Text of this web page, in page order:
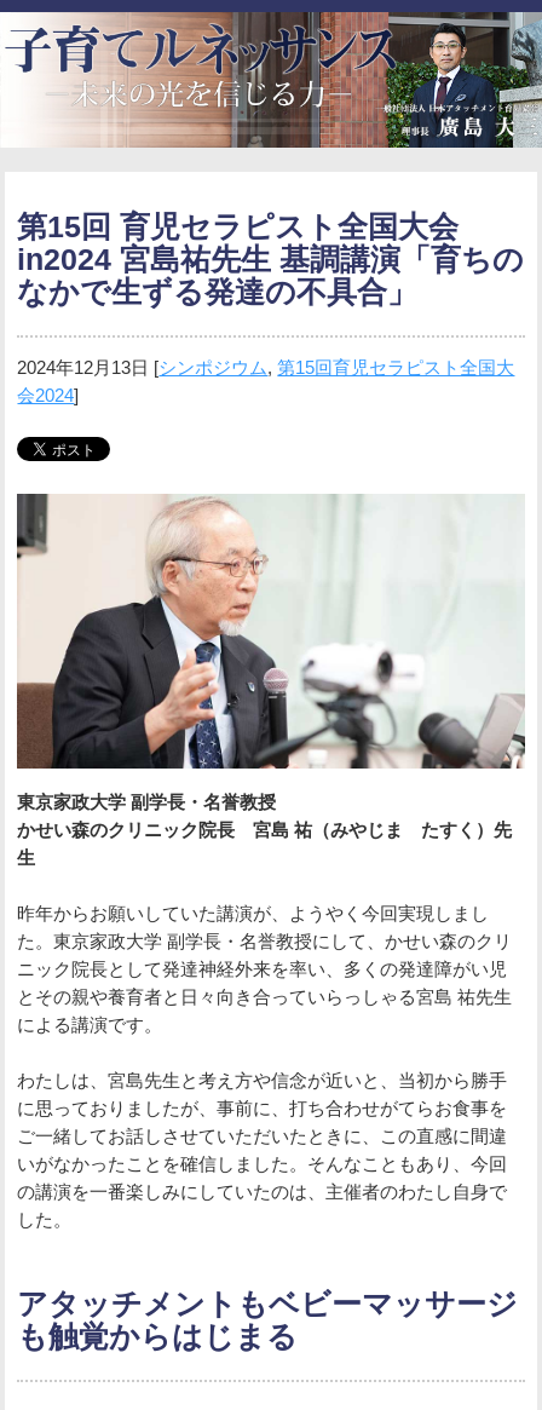
第15回 育児セラピスト全国大会
in2024 宮島祐先生 基調講演「育ちの
なかで生ずる発達の不具合」
2024年12月13日 [シンポジウム,第15回育児セラピスト全国大
会2024]
東京家政大学 副学長・名誉教授
かせい森のクリニック院長 宮島 祐（みやじま たすく）先
生
昨年からお願いしていた講演が、ようやく今回実現しまし
た。東京家政大学 副学長・名誉教授にして、かせい森のクリ
ニック院長として発達神経外来を率い、多くの発達障がい児
とその親や養育者と日々向き合っていらっしゃる宮島 祐先生
による講演です。
わたしは、宮島先生と考え方や信念が近いと、当初から勝手
に思っておりましたが、事前に、打ち合わせがてらお食事を
ご一緒してお話しさせていただいたときに、この直感に間違
いがなかったことを確信しました。そんなこともあり、今回
の講演を一番楽しみにしていたのは、主催者のわたし自身で
した。
アタッチメントもベビーマッサージ
も触覚からはじまる